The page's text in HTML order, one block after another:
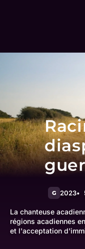
G 2023
La chanteuse
régions acadiennes
et l'acceptation